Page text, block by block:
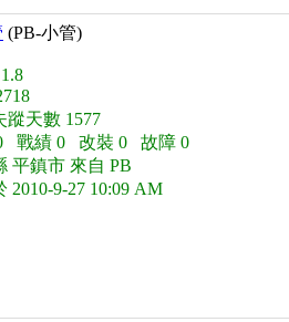
(PB-小管)
蹤天數 1577
戰績 0 改裝 0 故障 0
平鎮市 來自 PB
2010-9-27 10:09 AM